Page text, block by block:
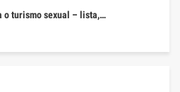
o turismo sexual – lista,…